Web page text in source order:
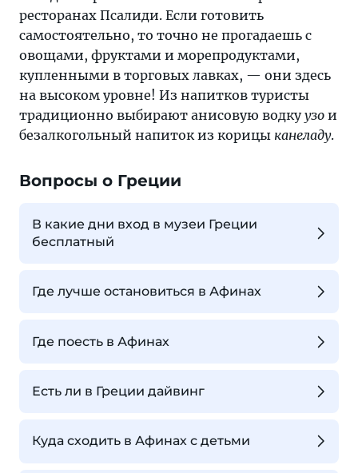
ресторанах Псалиди. Если готовить
самостоятельно, то точно не прогадаешь с
овощами, фруктами и морепродуктами,
купленными в торговых лавках, — они здесь
на высоком уровне! Из напитков туристы
традиционно выбирают анисовую водкуузо и
безалкогольный напиток из корицы канеладу.
Вопросы о Греции
В какие дни вход в музеи Греции
бесплатный
Где лучше остановиться в Афинах
Где поесть в Афинах
Есть ли в Греции дайвинг
Куда сходить в Афинах с детьми